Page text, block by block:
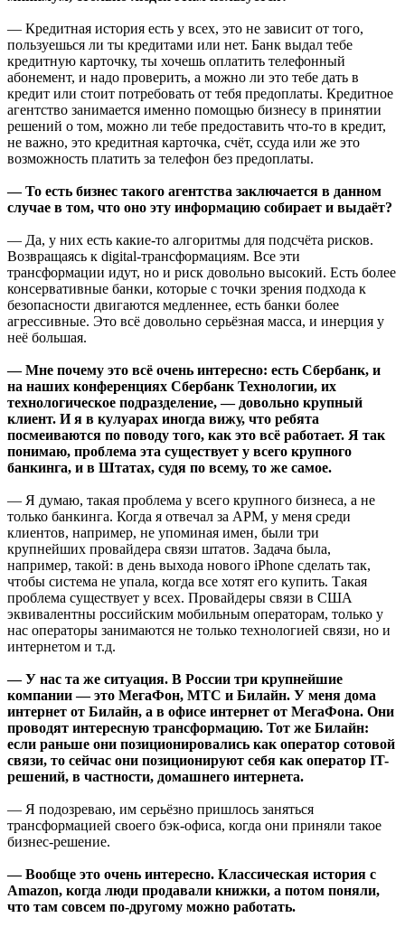
— Кредитная история есть у всех, это не зависит от того,
пользуешься ли ты кредитами или нет. Банк выдал тебе
кредитную карточку, ты хочешь оплатить телефонный
абонемент, и надо проверить, а можно ли это тебе дать в
кредит или стоит потребовать от тебя предоплаты. Кредитное
агентство занимается именно помощью бизнесу в принятии
решений о том, можно ли тебе предоставить что-то в кредит,
не важно, это кредитная карточка, счёт, ссуда или же это
возможность платить за телефон без предоплаты.
— То есть бизнес такого агентства заключается в данном
случае в том, что оно эту информацию собирает и выдаёт?
— Да, у них есть какие-то алгоритмы для подсчёта рисков.
Возвращаясь к digital-трансформациям. Все эти
трансформации идут, но и риск довольно высокий. Есть более
консервативные банки, которые с точки зрения подхода к
безопасности двигаются медленнее, есть банки более
агрессивные. Это всё довольно серьёзная масса, и инерция у
неё большая.
— Мне почему это всё очень интересно: есть Сбербанк, и
на наших конференциях Сбербанк Технологии, их
технологическое подразделение, — довольно крупный
клиент. И я в кулуарах иногда вижу, что ребята
посмеиваются по поводу того, как это всё работает. Я так
понимаю, проблема эта существует у всего крупного
банкинга, и в Штатах, судя по всему, то же самое.
— Я думаю, такая проблема у всего крупного бизнеса, а не
только банкинга. Когда я отвечал за APM, у меня среди
клиентов, например, не упоминая имен, были три
крупнейших провайдера связи штатов. Задача была,
например, такой: в день выхода нового iPhone сделать так,
чтобы система не упала, когда все хотят его купить. Такая
проблема существует у всех. Провайдеры связи в США
эквивалентны российским мобильным операторам, только у
нас операторы занимаются не только технологией связи, но и
интернетом и т.д.
— У нас та же ситуация. В России три крупнейшие
компании — это МегаФон, МТС и Билайн. У меня дома
интернет от Билайн, а в офисе интернет от МегаФона. Они
проводят интересную трансформацию. Тот же Билайн:
если раньше они позиционировались как оператор сотовой
связи, то сейчас они позиционируют себя как оператор IT-
решений, в частности, домашнего интернета.
— Я подозреваю, им серьёзно пришлось заняться
трансформацией своего бэк-офиса, когда они приняли такое
бизнес-решение.
— Вообще это очень интересно. Классическая история с
Amazon, когда люди продавали книжки, а потом поняли,
что там совсем по-другому можно работать.